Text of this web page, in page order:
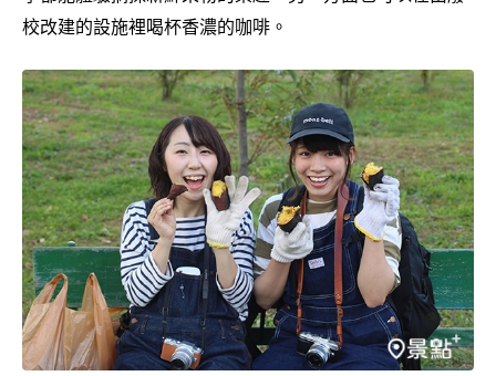
校改建的設施裡喝杯香濃的咖啡。